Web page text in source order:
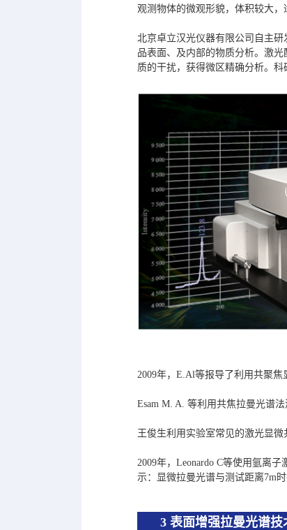
观测物体的微观形貌，体积较大，
北京卓立汉光仪器有限公司自主
品表面、及内部的物质分析。激
质的干扰，获得微区精确分析。
2009年，E.Al等报导了利用共聚
Esam M. A. 等利用共焦拉曼光谱
王俊生利用实验室常见的激光显
2009年，Leonardo C等使用氩离
示：显微拉曼光谱与测试距离7m
3 表面增强拉曼光谱技